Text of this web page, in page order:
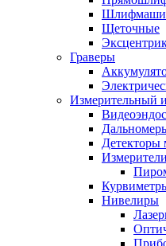
Щеточные
Граверы
Измерительный
Детекторы
Нивелиры